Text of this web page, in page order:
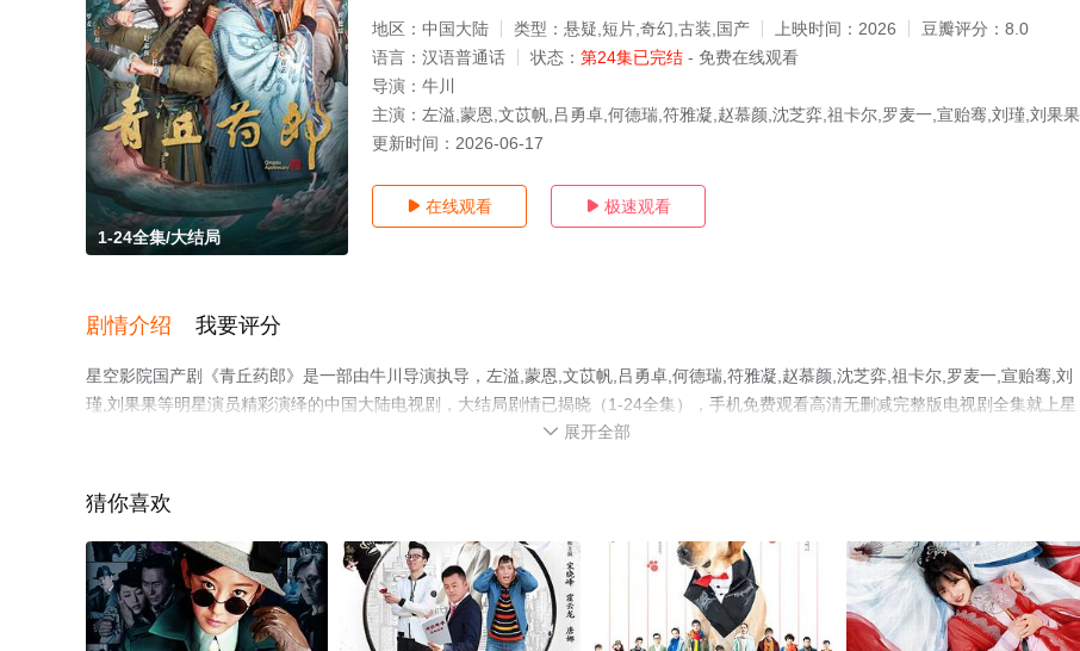
1-24全集/大结局
地区： 中国大陆 类型： 悬疑,短片,奇幻,古装,国产 上映时间： 2026 豆瓣评分： 8.0
语言： 汉语普通话 状态： 第24集已完结 - 免费在线观看
导演： 牛川
主演： 左溢,蒙恩,文苡帆,吕勇卓,何德瑞,符雅凝,赵慕颜,沈芝弈,祖卡尔,罗麦一,宣贻骞,刘瑾,刘果果
更新时间： 2026-06-17
 在线观看  极速观看
剧情介绍 我要评分
星空影院国产剧《青丘药郎》是一部由牛川导演执导，左溢,蒙恩,文苡帆,吕勇卓,何德瑞,符雅凝,赵慕颜,沈芝弈,祖卡尔,罗麦一,宣贻骞,刘
瑾,刘果果等明星演员精彩演绎的中国大陆电视剧，大结局剧情已揭晓（1-24全集），手机免费观看高清无删减完整版电视剧全集就上星
空电影网，更多相关信息可移步至豆瓣电视剧、电视猫或剧情网等平台了解。
 展开全部
猜你喜欢